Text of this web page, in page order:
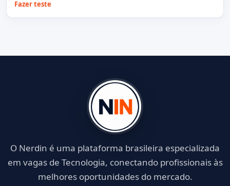
Fazer teste
O Nerdin é uma plataforma brasileira especializada
em vagas de Tecnologia, conectando profissionais às
melhores oportunidades do mercado.